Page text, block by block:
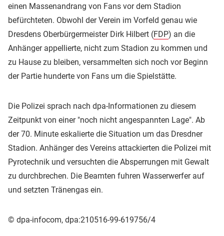
einen Massenandrang von Fans vor dem Stadion
befürchteten. Obwohl der Verein im Vorfeld genau wie
Dresdens Oberbürgermeister Dirk Hilbert (FDP) an die
Anhänger appellierte, nicht zum Stadion zu kommen und
zu Hause zu bleiben, versammelten sich noch vor Beginn
der Partie hunderte von Fans um die Spielstätte.
Die Polizei sprach nach dpa-Informationen zu diesem
Zeitpunkt von einer "noch nicht angespannten Lage". Ab
der 70. Minute eskalierte die Situation um das Dresdner
Stadion. Anhänger des Vereins attackierten die Polizei mit
Pyrotechnik und versuchten die Absperrungen mit Gewalt
zu durchbrechen. Die Beamten fuhren Wasserwerfer auf
und setzten Tränengas ein.
© dpa-infocom, dpa:210516-99-619756/4